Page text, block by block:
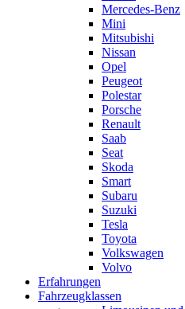
Mercedes-Benz
Mini
Mitsubishi
Nissan
Opel
Peugeot
Polestar
Porsche
Renault
Saab
Seat
Skoda
Smart
Subaru
Suzuki
Tesla
Toyota
Volkswagen
Volvo
Erfahrungen
Fahrzeugklassen